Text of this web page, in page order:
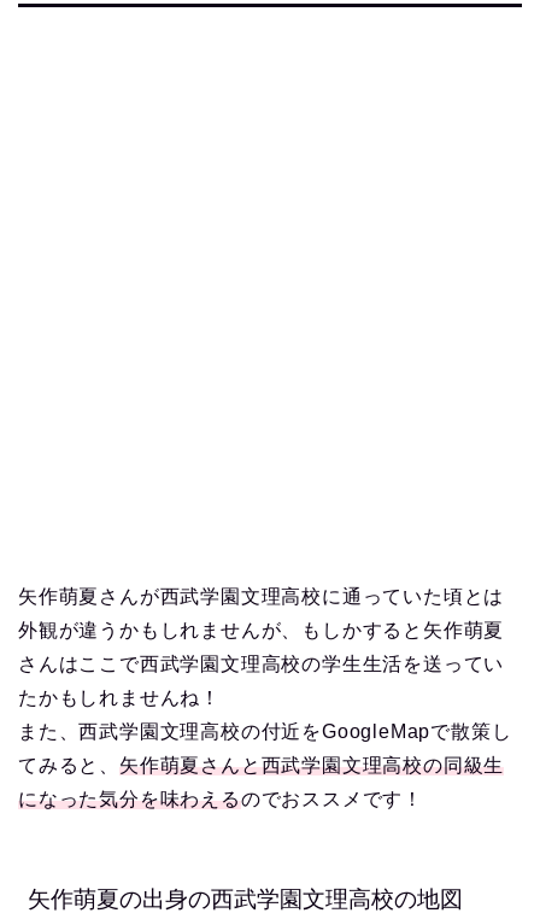
矢作萌夏さんが西武学園文理高校に通っていた頃とは
外観が違うかもしれませんが、もしかすると矢作萌夏
さんはここで西武学園文理高校の学生生活を送ってい
たかもしれませんね！
また、西武学園文理高校の付近をGoogleMapで散策し
てみると、 矢作萌夏さんと西武学園文理高校の同級生
になった気分を味わえるのでおススメです！
矢作萌夏の出身の西武学園文理高校の地図